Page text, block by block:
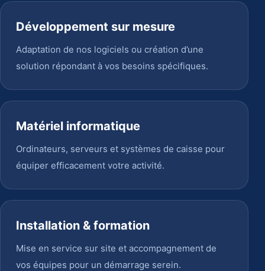
Développement sur mesure
Adaptation de nos logiciels ou création d’une
solution répondant à vos besoins spécifiques.
Matériel informatique
Ordinateurs, serveurs et systèmes de caisse pour
équiper efficacement votre activité.
Installation & formation
Mise en service sur site et accompagnement de
vos équipes pour un démarrage serein.